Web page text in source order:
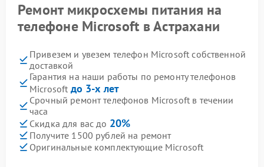
Ремонт микросхемы питания на
телефоне Microsoft в Астрахани
Привезем и увезем телефон Microsoft собственной
доставкой
Гарантия на наши работы по ремонту телефонов
Microsoft до 3-х лет
Срочный ремонт телефонов Microsoft в течении
часа
Скидка для вас до 20%
Получите 1500 рублей на ремонт
Оригинальные комплектующие Microsoft